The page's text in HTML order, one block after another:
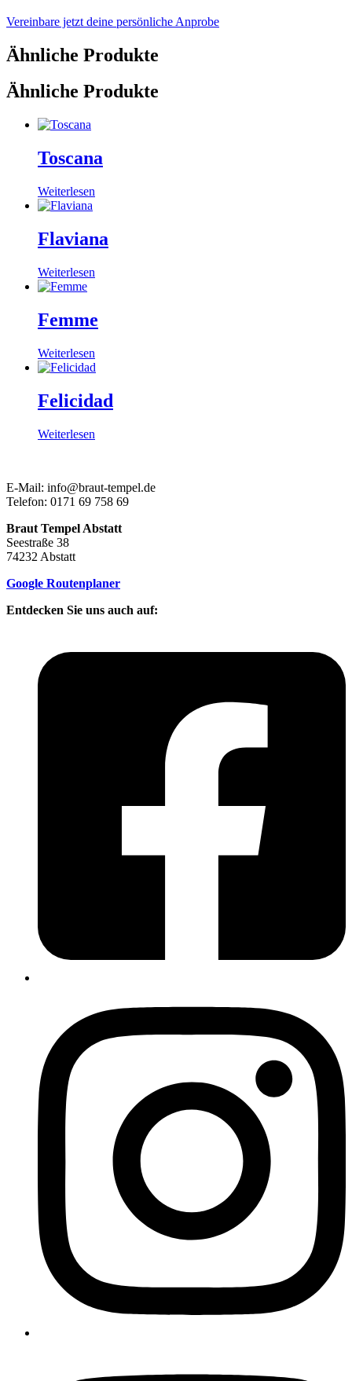
Vereinbare jetzt deine persönliche Anprobe
Ähnliche Produkte
Ähnliche Produkte
Toscana
Weiterlesen
Flaviana
Weiterlesen
Femme
Weiterlesen
Felicidad
Weiterlesen
E-Mail: info@braut-tempel.de
Telefon: 0171 69 758 69
Braut Tempel Abstatt
Seestraße 38
74232 Abstatt
Google Routenplaner
Entdecken Sie uns auch auf: